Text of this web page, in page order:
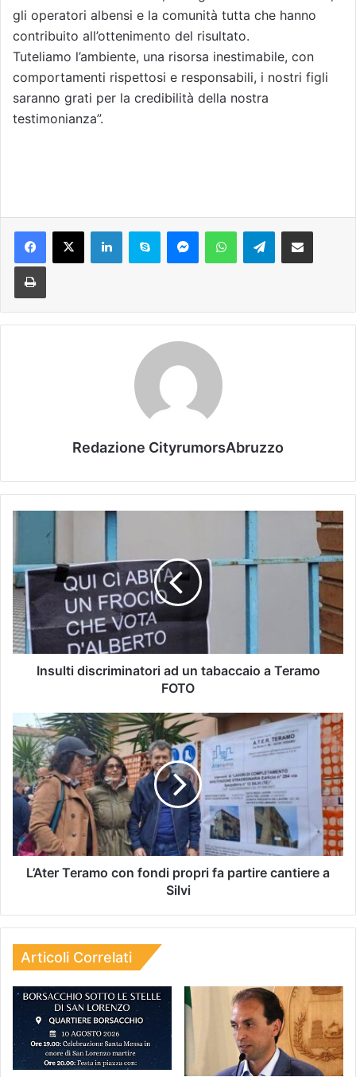
gli operatori albensi e la comunità tutta che hanno
contribuito all’ottenimento del risultato.
Tuteliamo l’ambiente, una risorsa inestimabile, con
comportamenti rispettosi e responsabili, i nostri figli
saranno grati per la credibilità della nostra
testimonianza”.
Telegram
Redazione CityrumorsAbruzzo
Insulti discriminatori ad un tabaccaio a Teramo
FOTO
L’Ater Teramo con fondi propri fa partire cantiere a
Silvi
Articoli Correlati